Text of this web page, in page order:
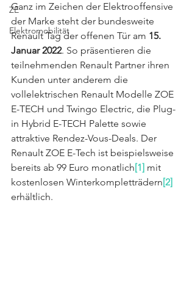
ZE
Elektromobilität
Ganz im Zeichen der Elektrooffensive
der Marke steht der bundesweite
Renault Tag der offenen Tür am 15.
Januar 2022. So präsentieren die
teilnehmenden Renault Partner ihren
Kunden unter anderem die
vollelektrischen Renault Modelle ZOE
E-TECH und Twingo Electric, die Plug-
in Hybrid E-TECH Palette sowie
attraktive Rendez-Vous-Deals. Der
Renault ZOE E-Tech ist beispielsweise
bereits ab 99 Euro monatlich[1] mit
kostenlosen Winterkompletträdern[2]
erhältlich.